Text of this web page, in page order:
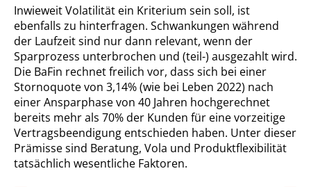
Inwieweit Volatilität ein Kriterium sein soll, ist
ebenfalls zu hinterfragen. Schwankungen während
der Laufzeit sind nur dann relevant, wenn der
Sparprozess unterbrochen und (teil-) ausgezahlt wird.
Die BaFin rechnet freilich vor, dass sich bei einer
Stornoquote von 3,14% (wie bei Leben 2022) nach
einer Ansparphase von 40 Jahren hochgerechnet
bereits mehr als 70% der Kunden für eine vorzeitige
Vertragsbeendigung entschieden haben. Unter dieser
Prämisse sind Beratung, Vola und Produktflexibilität
tatsächlich wesentliche Faktoren.